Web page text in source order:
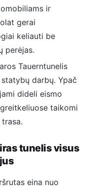
ir
gerai
keliauti be
perėjas.
Tauerntunelis
darbų. Ypač
dideli eismo
taikomi
tunelis visus
eina nuo